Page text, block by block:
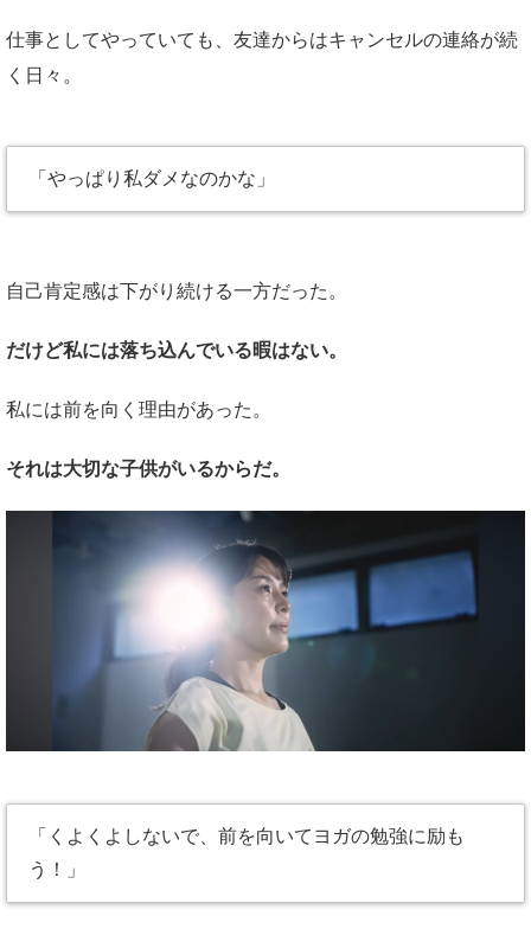
仕事としてやっていても、友達からはキャンセルの連絡が続
く日々。
「やっぱり私ダメなのかな」
自己肯定感は下がり続ける一方だった。
だけど私には落ち込んでいる暇はない。
私には前を向く理由があった。
それは大切な子供がいるからだ。
「くよくよしないで、前を向いてヨガの勉強に励も
う！」